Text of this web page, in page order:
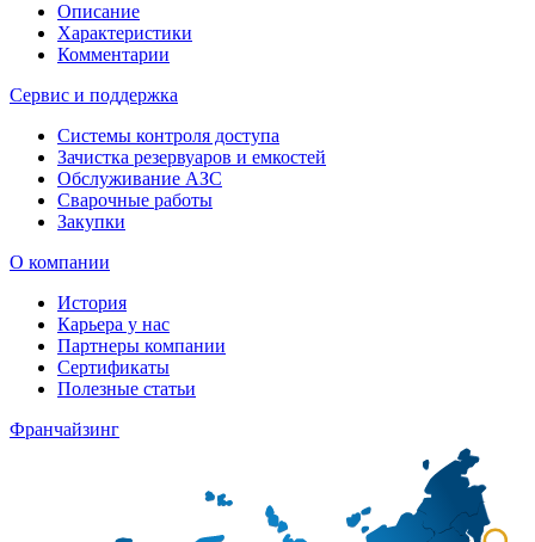
Описание
Характеристики
Комментарии
Сервис и поддержка
Системы контроля доступа
Зачистка резервуаров и емкостей
Обслуживание АЗС
Сварочные работы
Закупки
О компании
История
Карьера у нас
Партнеры компании
Сертификаты
Полезные статьи
Франчайзинг